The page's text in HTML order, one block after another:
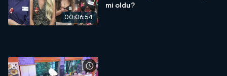
00:06:54
mi oldu?